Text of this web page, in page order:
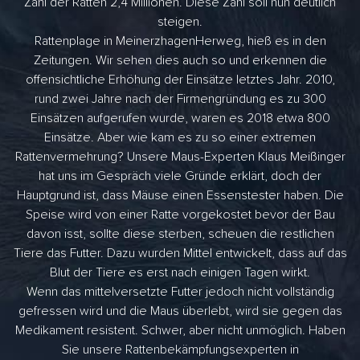
Zahl der Ratten 2,4 Millionen. Diese Zahl soll nun deutlich
steigen.
Rattenplage in MeinerzhagenHerweg, hieß es in den
Zeitungen. Wir sehen dies auch so und erkennen die
offensichtliche Erhöhung der Einsätze letztes Jahr. 2010,
rund zwei Jahre nach der Firmengründung es zu 300
Einsätzen aufgerufen wurde, waren es 2018 etwa 800
Einsätze. Aber wie kam es zu so einer extremen
Rattenvermehrung? Unsere Maus-Experten Klaus Meißinger
hat uns im Gespräch viele Gründe erklärt, doch der
Hauptgrund ist, dass Mäuse einen Essenstester haben. Die
Speise wird von einer Ratte vorgekostet bevor der Bau
davon isst, sollte diese sterben, scheuen die restlichen
Tiere das Futter. Dazu wurden Mittel entwickelt, dass auf das
Blut der Tiere es erst nach einigen Tagen wirkt.
Wenn das mittelversetzte Futter jedoch nicht vollständig
gefressen wird und die Maus überlebt, wird sie gegen das
Medikament resistent. Schwer, aber nicht unmöglich. Haben
Sie unsere Rattenbekämpfungsexperten in